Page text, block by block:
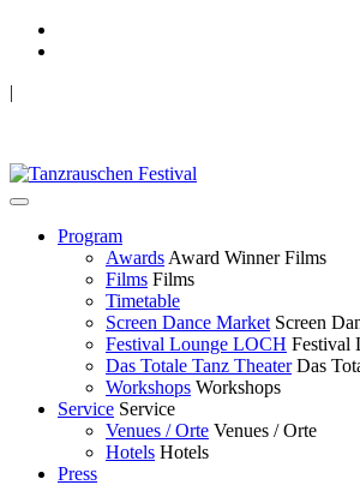
|
Program
Awards Award Winner Films
Films Films
Timetable
Screen Dance Market Screen
Festival Lounge LOCH Festival
Das Totale Tanz Theater Das
Workshops Workshops
Service Service
Venues / Orte Venues / Orte
Hotels Hotels
Press